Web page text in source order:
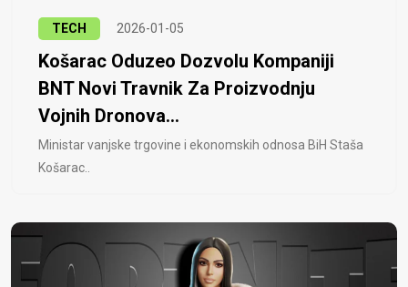
TECH 2026-01-05
Košarac Oduzeo Dozvolu Kompaniji
BNT Novi Travnik Za Proizvodnju
Vojnih Dronova...
Ministar vanjske trgovine i ekonomskih odnosa BiH Staša
Košarac..